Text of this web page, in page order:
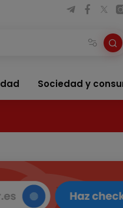
Sociedad y